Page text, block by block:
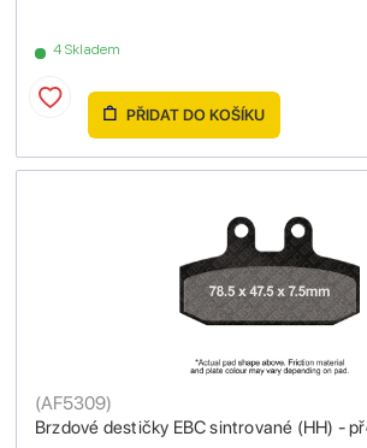
4 Skladem
PŘIDAT DO KOŠÍKU
Brzdové destičky EBC sintrované (HH) -
(AF5309)